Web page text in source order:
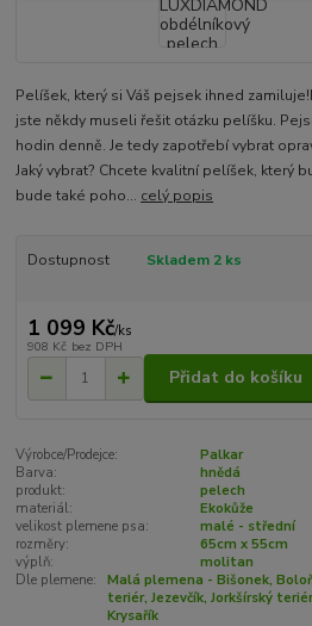
Pelíšek, který si Váš pejsek ihned
jste někdy museli řešit otázku pelíšku.
hodin denně. Je tedy zapotřebí vybrat
Jaký vybrat? Chcete kvalitní pelíšek, který
bude také poho... celý popis
Dostupnost Skladem 2 ks
1 099 Kč/ks
908 Kč bez DPH
Přidat do košíku
Výrobce/Prodejce:
Palkar
Barva:
hnědá
produkt:
pelech
materiál:
Ekokůže
velikost plemene psa:
malé - střední
rozměry:
65cm x 55cm
výplň:
molitan
Dle plemene:
Malá plemena - Bišonek,
teriér, Jezevčík, Jorkšírský
Krysařík